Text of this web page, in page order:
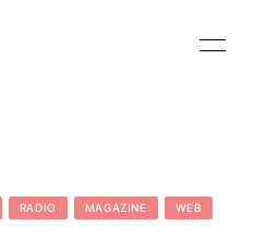
DISCOGRAPHY
RADIO MAGAZINE WEB